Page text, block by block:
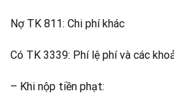
Nợ TK 811: Chi phí khác
Có TK 3339: Phí lệ phí và các
– Khi nộp tiền phạt: